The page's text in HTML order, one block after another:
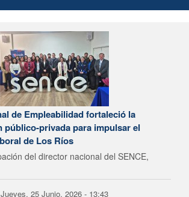
de Empleabilidad fortaleció la
público-privada para impulsar el
de Los Ríos
del director nacional del SENCE,
Jueves, 25 Junio, 2026 - 13:43